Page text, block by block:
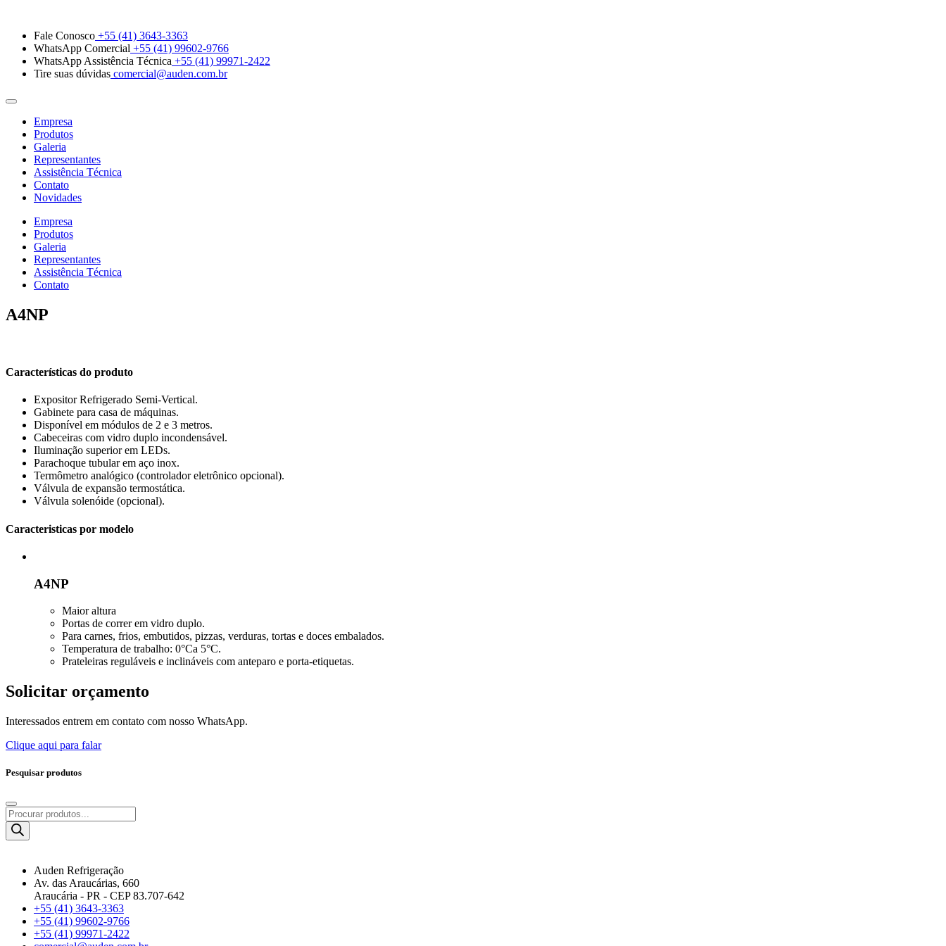
Fale Conosco +55 (41) 3643-3363
WhatsApp Comercial +55 (41) 99602-9766
WhatsApp Assistência Técnica +55 (41) 99971-2422
Tire suas dúvidas comercial@auden.com.br
Empresa
Produtos
Galeria
Representantes
Assistência Técnica
Contato
Novidades
Empresa
Produtos
Galeria
Representantes
Assistência Técnica
Contato
A4NP
Características do produto
Expositor Refrigerado Semi-Vertical.
Gabinete para casa de máquinas.
Disponível em módulos de 2 e 3 metros.
Cabeceiras com vidro duplo incondensável.
Iluminação superior em LEDs.
Parachoque tubular em aço inox.
Termômetro analógico (controlador eletrônico opcional).
Válvula de expansão termostática.
Válvula solenóide (opcional).
Caracteristicas por modelo
A4NP
Maior altura
Portas de correr em vidro duplo.
Para carnes, frios, embutidos, pizzas, verduras, tortas e doces embalados.
Temperatura de trabalho: 0°Ca 5°C.
Prateleiras reguláveis e inclináveis com anteparo e porta-etiquetas.
Solicitar orçamento
Interessados entrem em contato com nosso WhatsApp.
Clique aqui para falar
Pesquisar produtos
Pesquisar
produtos
Auden Refrigeração
Av. das Araucárias, 660
Araucária - PR - CEP 83.707-642
+55 (41) 3643-3363
+55 (41) 99602-9766
+55 (41) 99971-2422